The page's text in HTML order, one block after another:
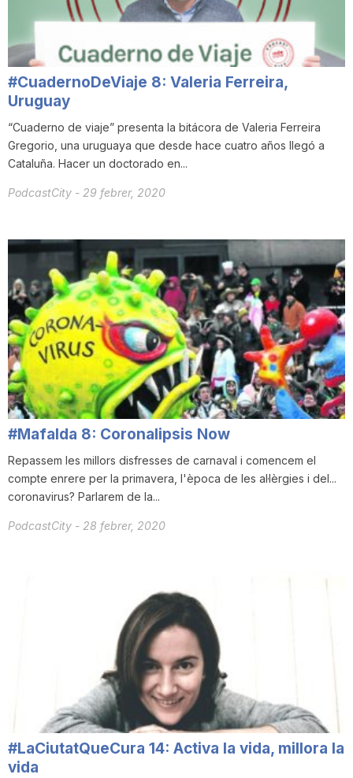
a
r
a
g
o
n
a
#CuadernoDeViaje 8: Valeria Ferreira,
Uruguay
“Cuaderno de viaje” presenta la bitácora de Valeria Ferreira
Gregorio, una uruguaya que desde hace cuatro años llegó a
Cataluña. Hacer un doctorado en...
PodcastCity - 29 febrer, 2020
#Mafalda 8: Coronalipsis Now
Repassem les millors disfresses de carnaval i comencem el
compte enrere per la primavera, l'època de les al·lèrgies i del...
coronavirus? Parlarem de la...
PodcastCity - 28 febrer, 2020
#LaCiutatQueCura 14: Activa la vida, millora la
vida